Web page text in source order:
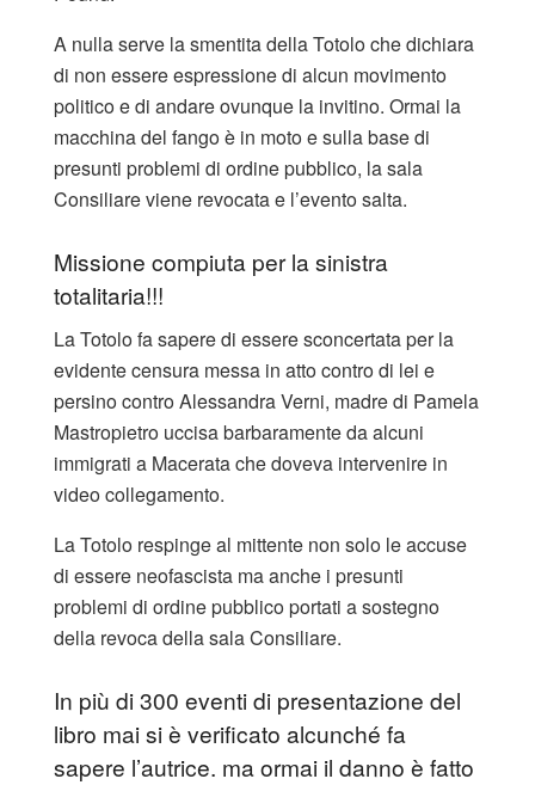
A nulla serve la smentita della Totolo che dichiara
di non essere espressione di alcun movimento
politico e di andare ovunque la invitino. Ormai la
macchina del fango è in moto e sulla base di
presunti problemi di ordine pubblico, la sala
Consiliare viene revocata e l’evento salta.
Missione compiuta per la sinistra
totalitaria!!!
La Totolo fa sapere di essere sconcertata per la
evidente censura messa in atto contro di lei e
persino contro Alessandra Verni, madre di Pamela
Mastropietro uccisa barbaramente da alcuni
immigrati a Macerata che doveva intervenire in
video collegamento.
La Totolo respinge al mittente non solo le accuse
di essere neofascista ma anche i presunti
problemi di ordine pubblico portati a sostegno
della revoca della sala Consiliare.
In più di 300 eventi di presentazione del
libro mai si è verificato alcunché fa
sapere l’autrice. ma ormai il danno è fatto